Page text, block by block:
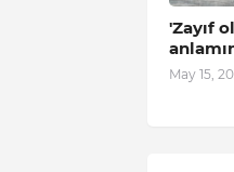
'Zayıf
May 15,